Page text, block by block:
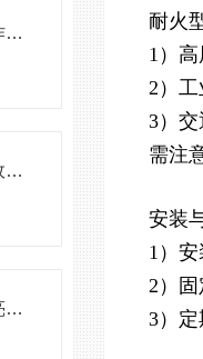
高压共箱母线槽结构特点及工作原理
插接式母线槽维护保养及常见故障处理指南
探秘高压耐火型母线槽：结构亮点与实用效能
耐火
1）
2）
3）
需注
安装
1）
2）
3）